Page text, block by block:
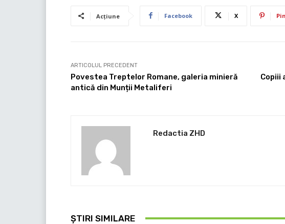
Acțiune Facebook X
ARTICOLUL PRECEDENT
Povestea Treptelor Romane, galeria minieră
antică din Munții Metaliferi
Copiii
Redactia ZHD
ȘTIRI SIMILARE